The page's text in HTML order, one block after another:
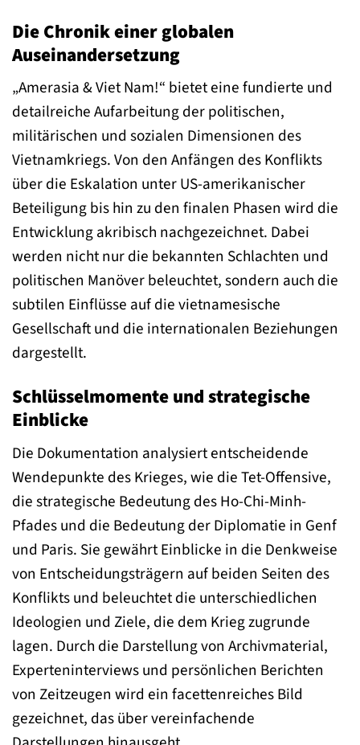
Die Chronik einer globalen
Auseinandersetzung
„Amerasia & Viet Nam!“ bietet eine fundierte und
detailreiche Aufarbeitung der politischen,
militärischen und sozialen Dimensionen des
Vietnamkriegs. Von den Anfängen des Konflikts
über die Eskalation unter US-amerikanischer
Beteiligung bis hin zu den finalen Phasen wird die
Entwicklung akribisch nachgezeichnet. Dabei
werden nicht nur die bekannten Schlachten und
politischen Manöver beleuchtet, sondern auch die
subtilen Einflüsse auf die vietnamesische
Gesellschaft und die internationalen Beziehungen
dargestellt.
Schlüsselmomente und strategische
Einblicke
Die Dokumentation analysiert entscheidende
Wendepunkte des Krieges, wie die Tet-Offensive,
die strategische Bedeutung des Ho-Chi-Minh-
Pfades und die Bedeutung der Diplomatie in Genf
und Paris. Sie gewährt Einblicke in die Denkweise
von Entscheidungsträgern auf beiden Seiten des
Konflikts und beleuchtet die unterschiedlichen
Ideologien und Ziele, die dem Krieg zugrunde
lagen. Durch die Darstellung von Archivmaterial,
Experteninterviews und persönlichen Berichten
von Zeitzeugen wird ein facettenreiches Bild
gezeichnet, das über vereinfachende